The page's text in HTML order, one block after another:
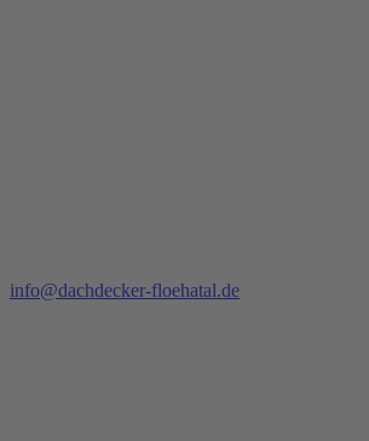
info@dachdecker-floehatal.de